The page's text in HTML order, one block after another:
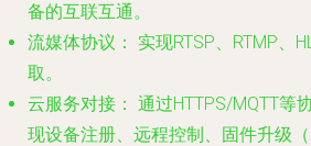
备的互联互通。
流媒体协议：
实现RTSP、RTMP、
取。
云服务对接： 通过HTTPS/MQTT等
现设备注册、远程控制、固件升级